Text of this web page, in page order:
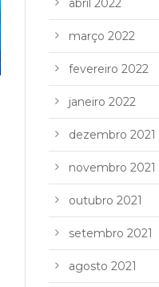
abril 2022
março 2022
fevereiro 2022
janeiro 2022
dezembro 2021
novembro 2021
outubro 2021
setembro 2021
agosto 2021